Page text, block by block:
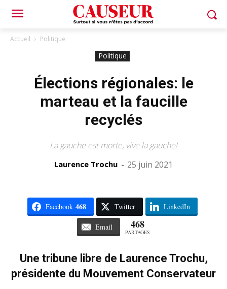
Accueil Politique
Politique
Élections régionales: le
marteau et la faucille
recyclés
La gauche est morte, vive la gauche!
Laurence Trochu - 25 juin 2021
Facebook 468 Twitter LinkedIn
Email 468
PARTAGES
Une tribune libre de Laurence Trochu,
présidente du Mouvement Conservateur